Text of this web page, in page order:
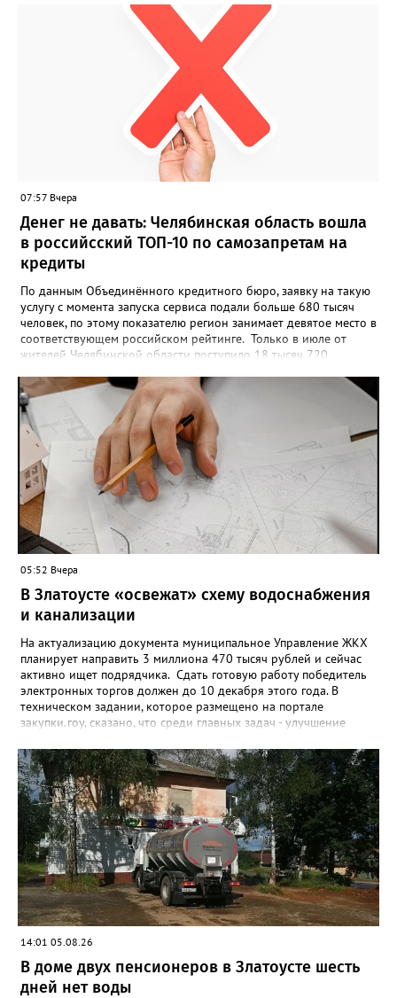
улыбок»; загрузить фотографию с улыбкой – подойдёт портрет
одного человека, пары, семьи или нескольких поколений в
одном кадре; отметить один или несколько городов,
связанных с историей семьи или важными воспоминаниями;
добавить подписи к городам, кратко объяснив связь с каждым
из них, указать контакты и подтвердить согласие с правилами
проекта», - говорится в инструкции на сайте проекта. ‍Заявка
может быть семейной, а после модерации стать частью
визуального архива проекта. 20 участников обещают
пригласить на итоговую фотосессию в Москве. Персональную
«Карту улыбок», которую можно скачать, сохранить и
опубликовать в социальных сетях, отмечают в оргкомитете,
получат все, кто улыбнулся.
07:57 Вчера
Денег не давать: Челябинская область вошла
в российсский ТОП-10 по самозапретам на
кредиты
По данным Объединённого кредитного бюро, заявку на такую
услугу с момента запуска сервиса подали больше 680 тысяч
человек, по этому показателю регион занимает девятое место в
соответствующем российском рейтинге. Только в июле от
жителей Челябинской области поступило 18 тысяч 720
снятие. В целом не давать им взаймы сегодня просят 543 с
лишним тысячи человек. Почти 89 тысяч за это время решили
запрет отозвать. При этом, утверждают аналитики бюро,
примерно каждый пятый из тех, кто установил самозапрет,
никогда кредиты не брал, столько же погасили долги недавно,
а больше половины имеют долговые обязательства сейчас.
05:52 Вчера
В Златоусте «освежат» схему водоснабжения
и канализации
На актуализацию документа муниципальное Управление ЖКХ
планирует направить 3 миллиона 470 тысяч рублей и сейчас
активно ищет подрядчика. Сдать готовую работу победитель
электронных торгов должен до 10 декабря этого года. В
техническом задании, которое размещено на портале
закупки.гоу, сказано, что среди главных задач - улучшение
повышение энергоэффективности систем. Кроме электронных
схем, исполнителю нужно разработать предложения по
строительству и реконструкции водоснабжения и канализации,
оценив размер вложений, а также представить перечень
бесхозных объектов и возможные сценарии развития этой
сферы городского хозяйства. В июне 2025 года
«Златоуст.инфо» сообщал о подобных торгах. Тогда цена
вопроса была почти в три раза выше - 9 миллионов 13 тысяч
486 рублей, а в списке работ была разработка электронной
системы ливнёвок.
14:01 05.08.26
В доме двух пенсионеров в Златоусте шесть
дней нет воды